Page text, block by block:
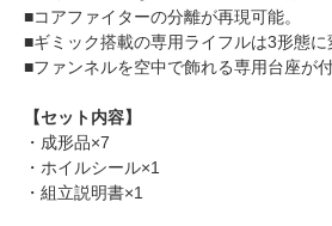
■コアファイターの分離が再現可能。
■ギミック搭載の専用ライフルは3形態に
■ファンネルを空中で飾れる専用台座が付
【セット内容】
・成形品×7
・ホイルシール×1
・組立説明書×1